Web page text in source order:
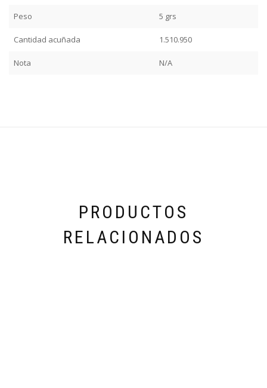
Peso 5 grs
Cantidad acuñada 1.510.950
Nota N/A
PRODUCTOS
RELACIONADOS